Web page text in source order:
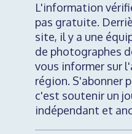
L'information
pas gratuite.
site, il y a une
de photographes
vous informer sur
région. S'abonner
c'est soutenir un
indépendant et